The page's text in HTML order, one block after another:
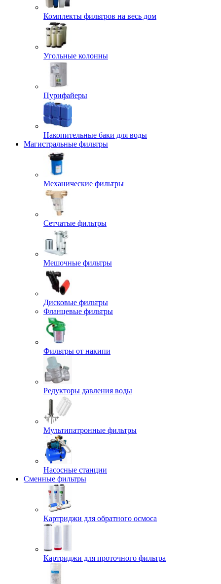
Комплекты фильтров на весь дом
Угольные колонны
Пурифайеры
Накопительные баки для воды
Магистральные фильтры
Механические фильтры
Сетчатые фильтры
Мешочные фильтры
Дисковые фильтры
Фланцевые фильтры
Фильтры от накипи
Редукторы давления воды
Мультипатронные фильтры
Насосные станции
Сменные фильтры
Картриджи для обратного осмоса
Картриджи для проточного фильтра